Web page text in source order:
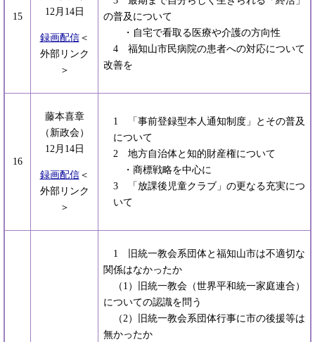
15
12月14日
録画配信＜
外部リンク
＞
の普及について
・自宅で看取る医療や介護の方向性
4 福知山市民病院の患者への対応について
改善を
16
藤本喜章
（新政会）
12月14日
録画配信＜
外部リンク
＞
1 「事前登録型本人通知制度」とその普及
について
2 地方自治体と知的財産権について
・商標戦略を中心に
3 「放課後児童クラブ」の更なる充実につ
いて
1 旧統一教会系団体と福知山市は不適切な
関係はなかったか
（1）旧統一教会（世界平和統一家庭連合）
についての認識を問う
（2）旧統一教会系団体行事に市の後援等は
無かったか